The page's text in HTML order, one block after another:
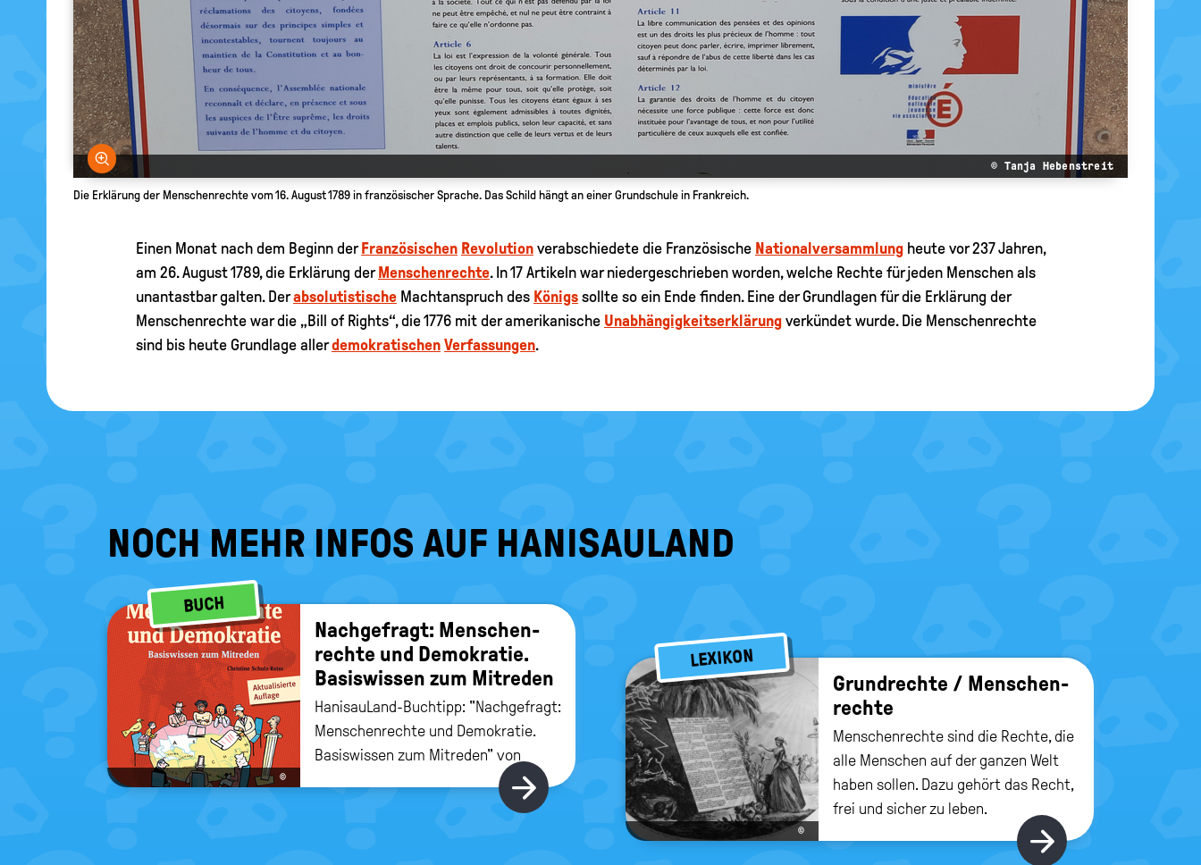
Bild vergrößern
© Tanja Hebenstreit
Die Erklärung der Menschenrechte vom 16. August 1789 in französischer Sprache. Das Schild hängt an einer Grundschule in Frankreich.
Einen Monat nach dem Beginn derFranzösischen Revolution verabschiedete die Französische Nationalversammlung heute vor 237 Jahren,
am 26. August 1789, die Erklärung derMenschenrechte. In 17 Artikeln war niedergeschrieben worden, welche Rechte für jeden Menschen als
unantastbar galten. Derabsolutistische Machtanspruch des Königs sollte so ein Ende finden. Eine der Grundlagen für die Erklärung der
Menschenrechte war die „Bill of Rights“, die 1776 mit der amerikanische Unabhängigkeitserklärung verkündet wurde. Die Menschenrechte
sind bis heute Grundlage allerdemokratischen Verfassungen.
NOCH MEHR INFOS AUF HANISAULAND
BUCH
©
Nach­ge­fragt: Men­schen­
rech­te und De­mo­kra­tie.
Ba­sis­wis­sen zum Mit­re­den
HanisauLand-Buchtipp: "Nachgefragt:
Menschenrechte und Demokratie.
Basiswissen zum Mitreden" von
Hier gibt's mehr
LEXIKON
©
Grund­rech­te / Men­schen­
rech­te
Menschenrechte sind die Rechte, die
alle Menschen auf der ganzen Welt
haben sollen. Dazu gehört das Recht,
frei und sicher zu leben.
Hier gibt's